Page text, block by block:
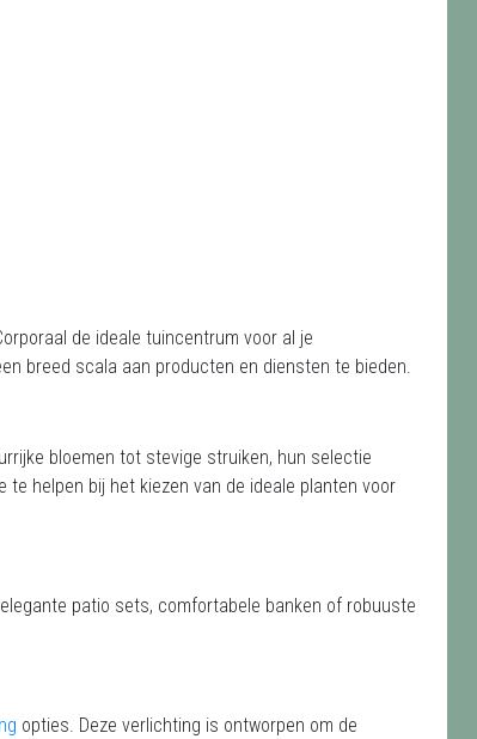
de ideale tuincentrum voor al je
breed scala aan producten en diensten te bieden.
bloemen tot stevige struiken, hun selectie
helpen bij het kiezen van de ideale planten voor
elegante patio sets, comfortabele banken of robuuste
opties. Deze verlichting is ontworpen om de